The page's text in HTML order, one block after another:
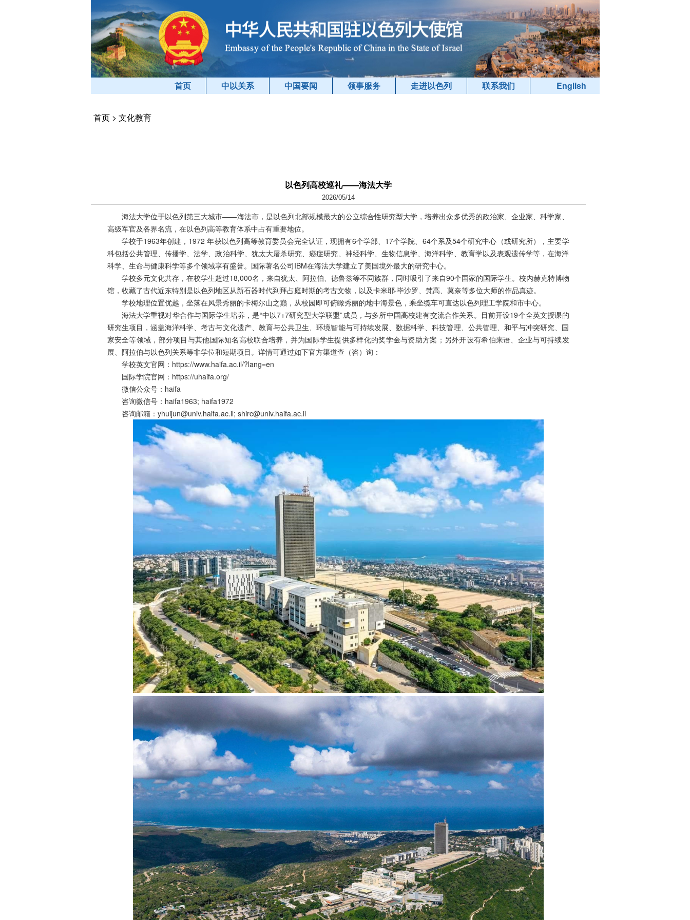
首页 中以关系 中国要闻 领事服务 走进以色列 联系我们 English
首页> 文化教育
以色列高校巡礼——海法大学
2026/05/14
海法大学位于以色列第三大城市——海法市，是以色列北部规模最大的公立综合性研究型大学，培养出众多优秀的政治家、企业家、科学家、
高级军官及各界名流，在以色列高等教育体系中占有重要地位。
学校于1963年创建，1972 年获以色列高等教育委员会完全认证，现拥有6个学部、17个学院、64个系及54个研究中心（或研究所），主要学
科包括公共管理、传播学、法学、政治科学、犹太大屠杀研究、癌症研究、神经科学、生物信息学、海洋科学、教育学以及表观遗传学等，在海洋
科学、生命与健康科学等多个领域享有盛誉。国际著名公司IBM在海法大学建立了美国境外最大的研究中心。
学校多元文化共存，在校学生超过18,000名，来自犹太、阿拉伯、德鲁兹等不同族群，同时吸引了来自90个国家的国际学生。校内赫克特博物
馆，收藏了古代近东特别是以色列地区从新石器时代到拜占庭时期的考古文物，以及卡米耶·毕沙罗、梵高、莫奈等多位大师的作品真迹。
学校地理位置优越，坐落在风景秀丽的卡梅尔山之巅，从校园即可俯瞰秀丽的地中海景色，乘坐缆车可直达以色列理工学院和市中心。
海法大学重视对华合作与国际学生培养，是“中以7+7研究型大学联盟”成员，与多所中国高校建有交流合作关系。目前开设19个全英文授课的
研究生项目，涵盖海洋科学、考古与文化遗产、教育与公共卫生、环境智能与可持续发展、数据科学、科技管理、公共管理、和平与冲突研究、国
家安全等领域，部分项目与其他国际知名高校联合培养，并为国际学生提供多样化的奖学金与资助方案；另外开设有希伯来语、企业与可持续发
展、阿拉伯与以色列关系等非学位和短期项目。详情可通过如下官方渠道查（咨）询：
学校英文官网：https://www.haifa.ac.il/?lang=en
国际学院官网：https://uhaifa.org/
微信公众号：haifa
咨询微信号：haifa1963; haifa1972
咨询邮箱：yhuijun@univ.haifa.ac.il; shirc@univ.haifa.ac.il